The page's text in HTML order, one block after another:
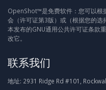
OpenShot™是免费软件：您可以根
会（许可证第3版）或（根据您的选
本发布的GNU通用公共许可证条款
改它。
联系我们
地址: 2931 Ridge Rd #101,